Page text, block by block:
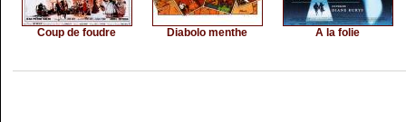
Coup de foudre Diabolo menthe A la folie